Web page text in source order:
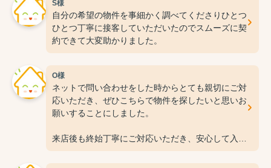
S様
自分の希望の物件を事細かく調べてくださりひとつ
ひとつ丁寧に接客していただいたのでスムーズに契
約できて大変助かりました。
O様
ネットで問い合わせをした時からとても親切にご対
応いただき、ぜひこちらで物件を探したいと思いお
願いすることにしました。
来店後も終始丁寧にご対応いただき、安心して入居
準備を進めることができました！